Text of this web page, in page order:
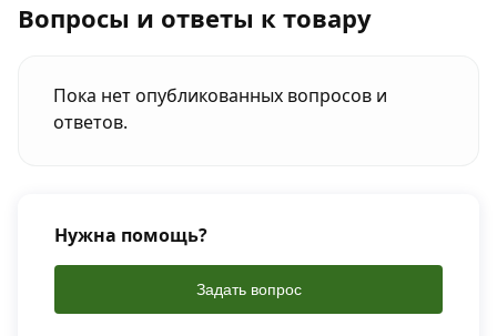
Вопросы и ответы к товару
Пока нет опубликованных вопросов и
ответов.
Нужна помощь?
Задать вопрос